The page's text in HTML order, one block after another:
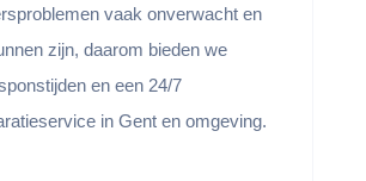
vaak onverwacht en
zijn, daarom bieden we
en een 24/7
in Gent en omgeving.